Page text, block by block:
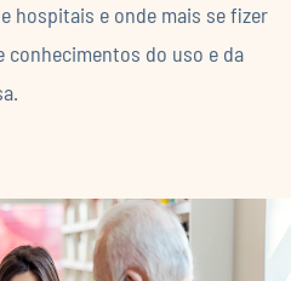
hospitais e onde mais se fizer
conhecimentos do uso e da